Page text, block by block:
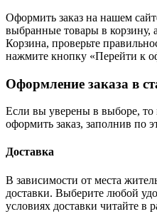
Оформить заказ на нашем
выбранные товары в корзину,
Корзина, проверьте
нажмите кнопку «Перейти к
Оформление заказа в
Если вы уверены в выборе, то
оформить заказ, заполнив по
Доставка
В зависимости от места
доставки. Выберите любой
условиях доставки читайте в